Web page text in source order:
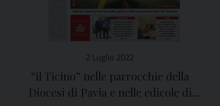
2 Luglio 2022
“il Ticino” nelle parrocchie della
Diocesi di Pavia e nelle edicole di